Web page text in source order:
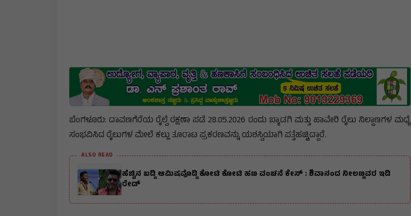
ಬೆಂಗಳೂರು: ದಾವಣಗೆರೆಯ ರೈಲ್ವೆ ರಕ್ಷಣಾ ಪಡೆ 28.05.2026 ರಂದು ಬ್ಯಾಡಗಿ ಮತ್ತು ಹಾವೇರಿ ರೈಲು ನಿಲ್ದಾಣಗಳ ಮಧ್ಯೆ
ಸಂಭವಿಸಿದ ರೈಲುಗಳ ಮೇಲೆ ಕಲ್ಲು ತೂರಾಟ ಪ್ರಕರಣವನ್ನು ಯಶಸ್ವಿಯಾಗಿ ಪತ್ತೆಹಚ್ಚಿದ್ದಾರೆ.
ALSO READ
ಹೆಚ್ಚಿನ ಬಡ್ಡಿ ಆಮಿಷವೊಡ್ಡಿ ಕೋಟಿ ಕೋಟಿ ಹಣ ವಂಚನೆ ಕೇಸ್ : ಶಿವಾನಂದ ನೀಲಣ್ಣವರ ಇಡಿ
ರೇಡ್